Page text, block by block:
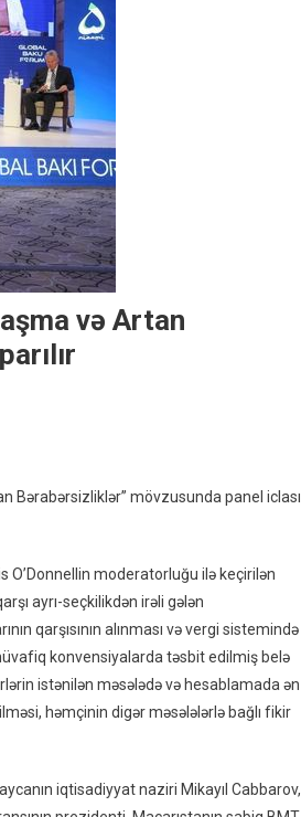
və Artan
Bərabərsizliklər” mövzusunda panel iclası
O’Donnellin moderatorluğu ilə keçirilən
ayrı-seçkilikdən irəli gələn
qarşısının alınması və vergi sistemində
konvensiyalarda təsbit edilmiş belə
istənilən məsələdə və hesablamada ən
həmçinin digər məsələlərlə bağlı fikir
iqtisadiyyat naziri Mikayıl Cabbarov,